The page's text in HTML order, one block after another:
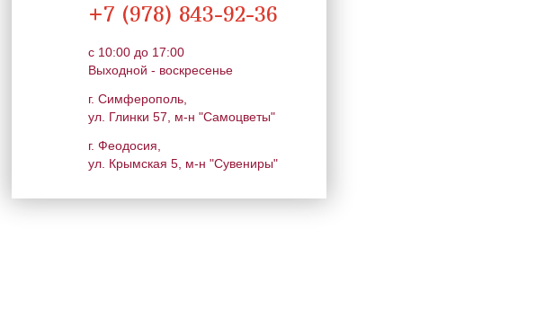
+7 (978) 843-92-36
c 10:00 до 17:00
Выходной - воскресенье
г. Симферополь,
ул. Глинки 57, м-н "Самоцветы"
г. Феодосия,
ул. Крымская 5, м-н "Сувениры"